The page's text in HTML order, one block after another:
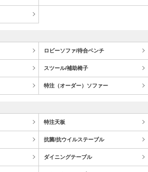
ロビーソファ/待合ベンチ
スツール/補助椅子
特注（オーダー）ソファー
特注天板
抗菌/抗ウイルステーブル
ダイニングテーブル